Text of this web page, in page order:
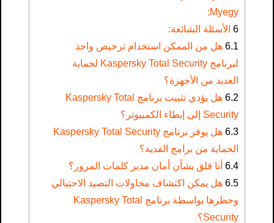
Myegy:
6 الأسئلة الشائعة:
6.1 هل من الممكن استخدام ترخيص واحد
لبرنامج Kaspersky Total Security لحماية
العديد من الأجهزة؟
6.2
هل يؤدي تثبيت برنامج Kaspersky Total
Security إلى إبطاء الكمبيوتر؟
6.3
هل يوفر برنامج Kaspersky Total Security
الحماية من برامج الفدية؟
6.4 أنا قلق بشأن أمان مدير كلمات المرور؟
6.5 هل يمكن اكتشاف محاولات التصيد الاحتيالي
وحظرها بواسطة برنامج Kaspersky Total
Security؟